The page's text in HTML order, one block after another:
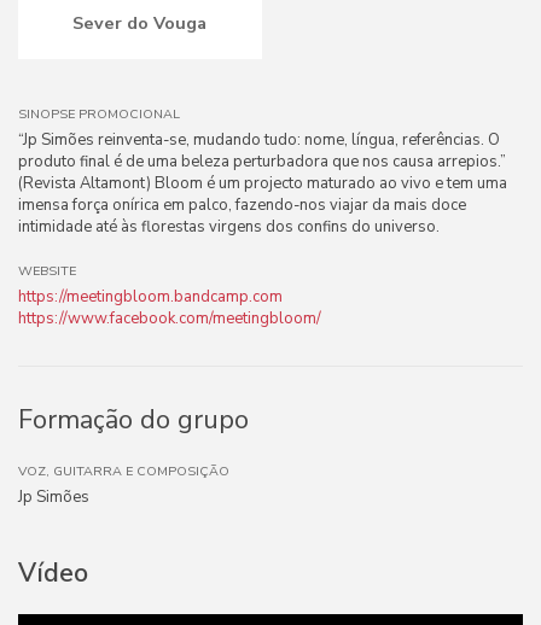
Sever do Vouga
SINOPSE PROMOCIONAL
“Jp Simões reinventa-se, mudando tudo: nome, língua, referências. O
produto final é de uma beleza perturbadora que nos causa arrepios.”
(Revista Altamont) Bloom é um projecto maturado ao vivo e tem uma
imensa força onírica em palco, fazendo-nos viajar da mais doce
intimidade até às florestas virgens dos confins do universo.
WEBSITE
https://meetingbloom.bandcamp.com
https://www.facebook.com/meetingbloom/
Formação do grupo
VOZ, GUITARRA E COMPOSIÇÃO
Jp Simões
Vídeo